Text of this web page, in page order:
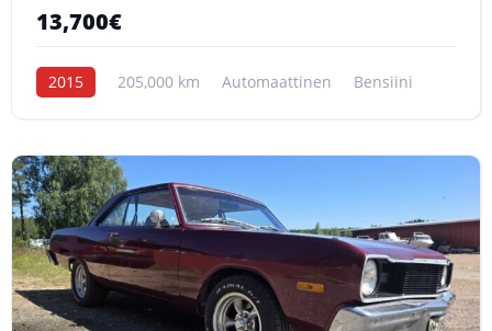
13,700€
2015 205,000 km Automaattinen Bensiini